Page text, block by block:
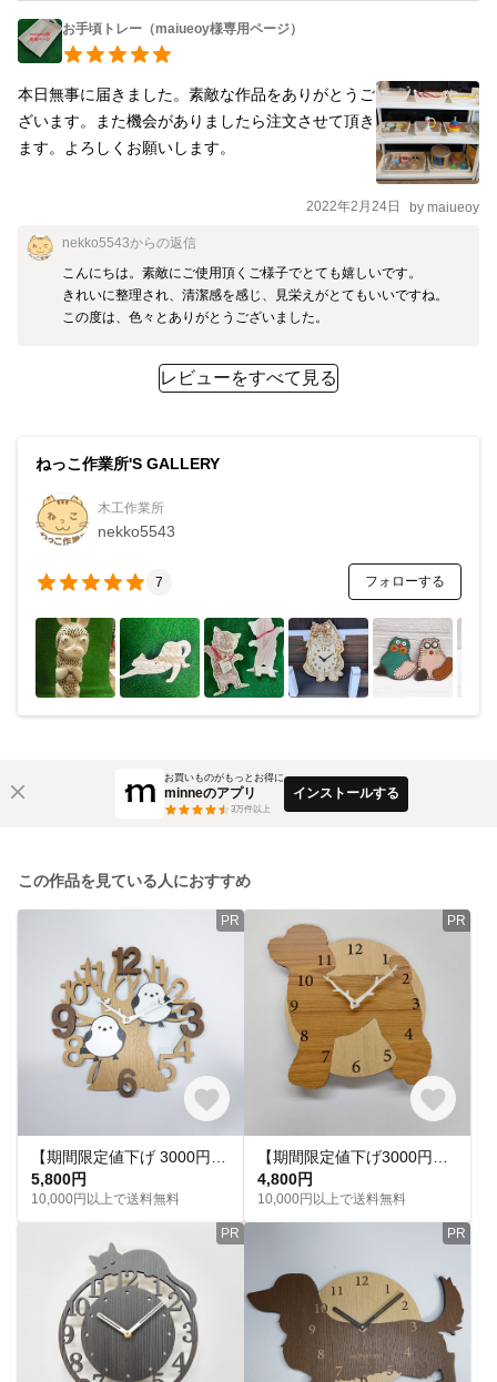
お手頃トレー（maiueoy様専用ページ）
本日無事に届きました。素敵な作品をありがとうご
ざいます。また機会がありましたら注文させて頂き
ます。よろしくお願いします。
2022年2月24日 by maiueoy
nekko5543からの返信
こんにちは。素敵にご使用頂くご様子でとても嬉しいです。
きれいに整理され、清潔感を感じ、見栄えがとてもいいですね。
この度は、色々とありがとうございました。
レビューをすべて見る
ねっこ作業所'S GALLERY
木工作業所
nekko5543
7 フォローする
お買いものがもっとお得に
minneのアプリ
3万件以上
インストールする
この作品を見ている人におすすめ
PR
5,800円
10,000円以上で送料無料
PR
4,800円
10,000円以上で送料無料
PR PR